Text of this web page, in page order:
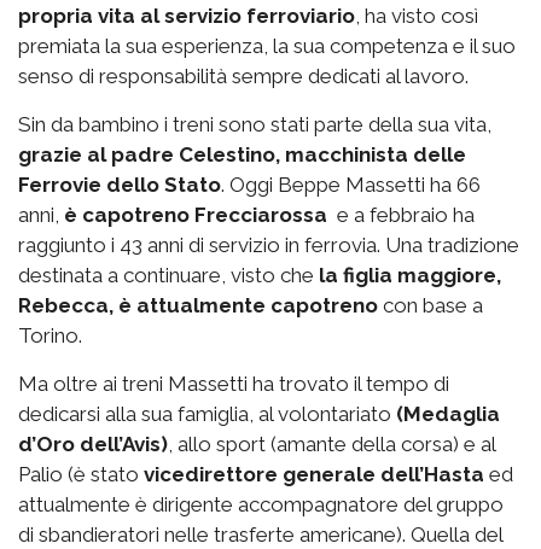
propria vita al servizio ferroviario, ha visto così
premiata la sua esperienza, la sua competenza e il suo
senso di responsabilità sempre dedicati al lavoro.
Sin da bambino i treni sono stati parte della sua vita,
grazie al padre Celestino, macchinista delle
Ferrovie dello Stato. Oggi Beppe Massetti ha 66
anni, è capotreno Frecciarossa e a febbraio ha
raggiunto i 43 anni di servizio in ferrovia. Una tradizione
destinata a continuare, visto che la figlia maggiore,
Rebecca, è attualmente capotreno con base a
Torino.
Ma oltre ai treni Massetti ha trovato il tempo di
dedicarsi alla sua famiglia, al volontariato (Medaglia
d’Oro dell’Avis), allo sport (amante della corsa) e al
Palio (è stato vicedirettore generale dell’Hasta ed
attualmente è dirigente accompagnatore del gruppo
di sbandieratori nelle trasferte americane). Quella del